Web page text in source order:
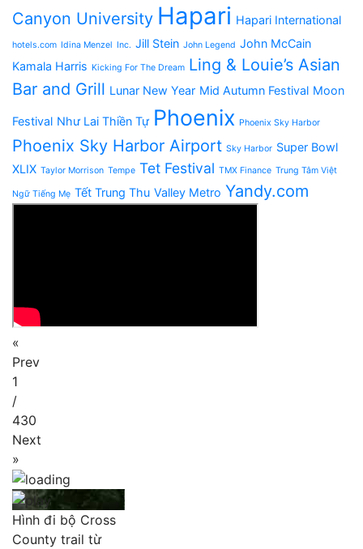
Canyon University Hapari Hapari International
hotels.com Idina Menzel Inc. Jill Stein John Legend John McCain
Kamala Harris Kicking For The Dream Ling & Louie’s Asian
Bar and Grill Lunar New Year Mid Autumn Festival Moon
Festival Như Lai Thiền Tự Phoenix Phoenix Sky Harbor
Phoenix Sky Harbor Airport Sky Harbor Super Bowl
XLIX Taylor Morrison Tempe Tet Festival TMX Finance Trung Tâm Việt
Ngữ Tiếng Mẹ Tết Trung Thu Valley Metro Yandy.com
«
Prev
1
/
430
Next
»
Hình đi bộ Cross
County trail từ